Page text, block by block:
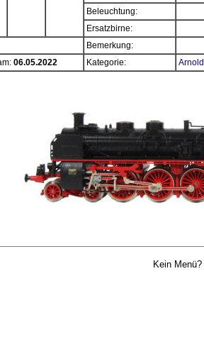
Beleuchtung:
Ersatzbirne:
Bemerkung:
06.05.2022 Kategorie:
Kein